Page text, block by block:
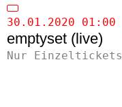
30.01.2020 01:00
emptyset (live)
Nur Einzeltickets